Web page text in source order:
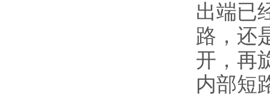
出端已
路，还
开，再
内部短